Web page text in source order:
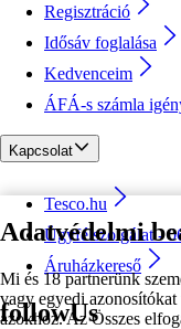
Adatvédelmi
Mi és 18 partnerünk
vagy egyedi
azokhoz. Az Összes
Regisztráció
Idősáv foglalása
Kedvenceim
ÁFÁ-s számla
Kapcsolat
Tesco.hu
Ügyfélszolgálat -
Áruházkereső
followUs